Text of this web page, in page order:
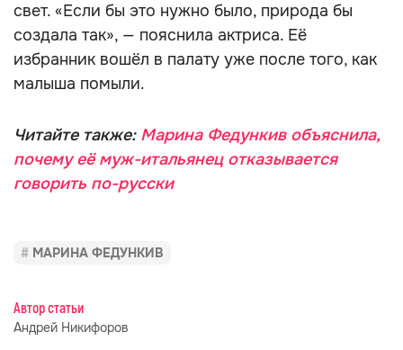
свет. «Если бы это нужно было, природа бы
создала так», — пояснила актриса. Её
избранник вошёл в палату уже после того, как
малыша помыли.
Читайте также: Марина Федункив объяснила,
почему её муж-итальянец отказывается
говорить по-русски
МАРИНА ФЕДУНКИВ
Автор статьи
Андрей Никифоров